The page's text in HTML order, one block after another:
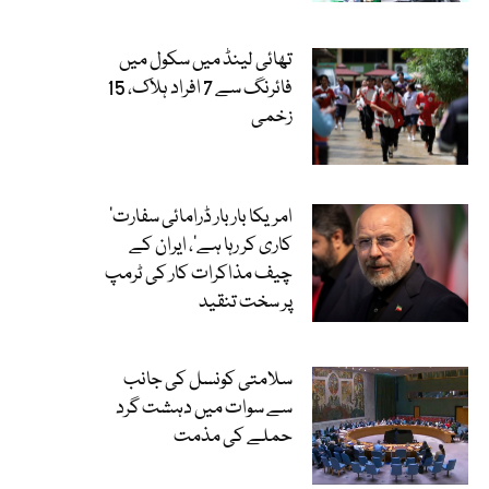
تھائی لینڈ میں سکول میں
فائرنگ سے 7 افراد ہلاک، 15
زخمی
’امریکا بار بار ڈرامائی سفارت
کاری کر رہا ہے‘، ایران کے
چیف مذاکرات کار کی ٹرمپ
پر سخت تنقید
سلامتی کونسل کی جانب
سے سوات میں دہشت گرد
حملے کی مذمت